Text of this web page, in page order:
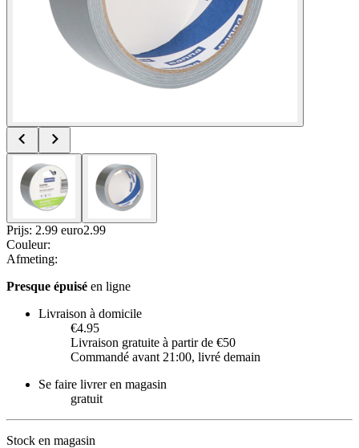
Prijs: 2.99 euro2.99
Couleur:
Afmeting:
Presque épuisé en ligne
Livraison à domicile
€4.95
Livraison gratuite à partir de €50
Commandé avant 21:00, livré demain
Se faire livrer en magasin
gratuit
Stock en magasin